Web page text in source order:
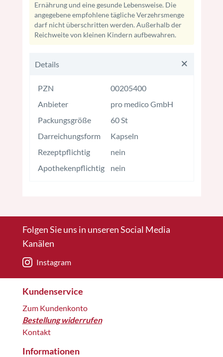
Ernährung und eine gesunde Lebensweise. Die
angegebene empfohlene tägliche Verzehrsmenge
darf nicht überschritten werden. Außerhalb der
Reichweite von kleinen Kindern aufbewahren.
Details
PZN
00205400
Anbieter
pro medico GmbH
Packungsgröße
60 St
Darreichungsform
Kapseln
Rezeptpflichtig
nein
Apothekenpflichtig
nein
Folgen Sie uns in unseren Social Media
Kanälen
Instagram
Kundenservice
Zum Kundenkonto
Bestellung widerrufen
Kontakt
Informationen